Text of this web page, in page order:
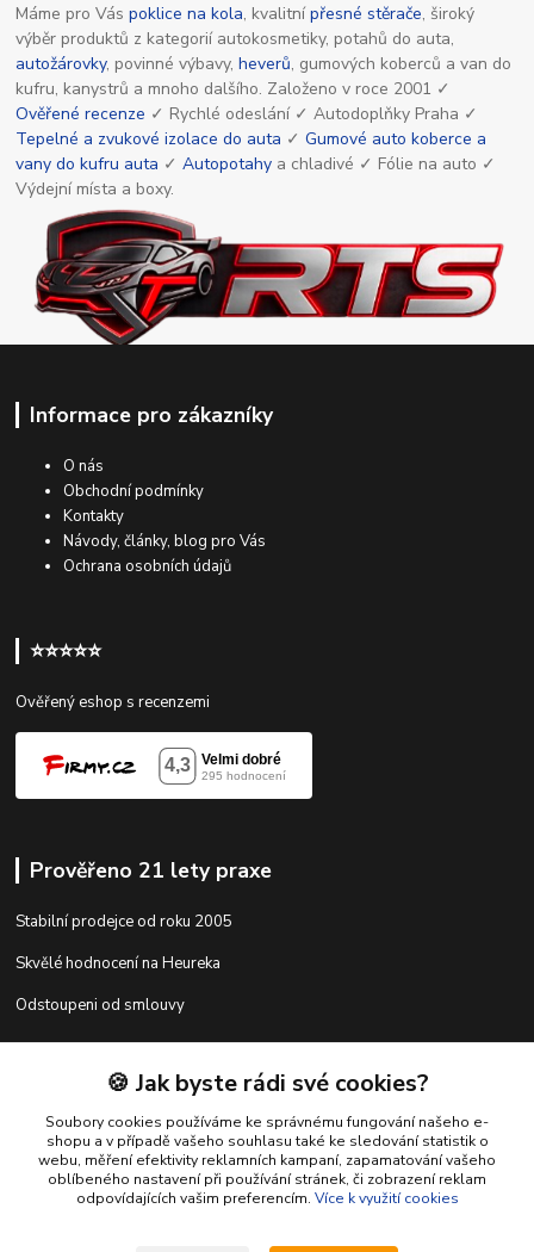
Máme pro Váspoklice na kola, kvalitnípřesné stěrače, široký
výběr produktů z kategorií autokosmetiky, potahů do auta,
autožárovky, povinné výbavy,heverů, gumových koberců a van do
kufru, kanystrů a mnoho dalšího. Založeno v roce 2001 ✓
Ověřené recenze ✓ Rychlé odeslání ✓ Autodoplňky Praha ✓
Tepelné a zvukové izolace do auta ✓Gumové auto koberce a
vany do kufru auta ✓Autopotahy a chladivé ✓ Fólie na auto ✓
Výdejní místa a boxy.
Informace pro zákazníky
O nás
Obchodní podmínky
Kontakty
Návody, články, blog pro Vás
Ochrana osobních údajů
⭐⭐⭐⭐⭐
Ověřený eshop s recenzemi
Prověřeno 21 lety praxe
Stabilní prodejce od roku 2005
Skvělé hodnocení na Heureka
Odstoupeni od smlouvy
Kontakty
shop@racing-tuning-shop.cz
🍪 Jak byste rádi své cookies?
Soubory cookies používáme ke správnému fungování našeho e-
shopu a v případě vašeho souhlasu také ke sledování statistik o
webu, měření efektivity reklamních kampaní, zapamatování vašeho
oblíbeného nastavení při používání stránek, či zobrazení reklam
odpovídajících vašim preferencím. Více k využití cookies